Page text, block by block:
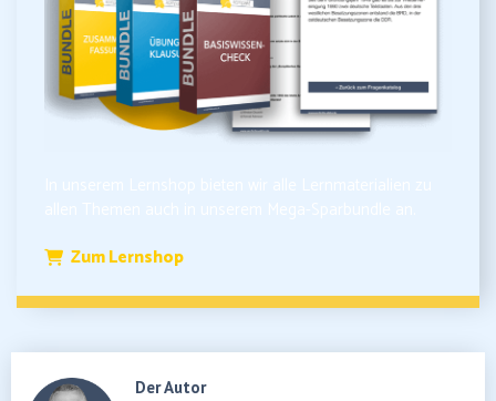
Zum Lernshop
Der Autor